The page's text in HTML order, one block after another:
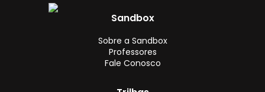
Sandbox
Sobre a Sandbox
Professores
Fale Conosco